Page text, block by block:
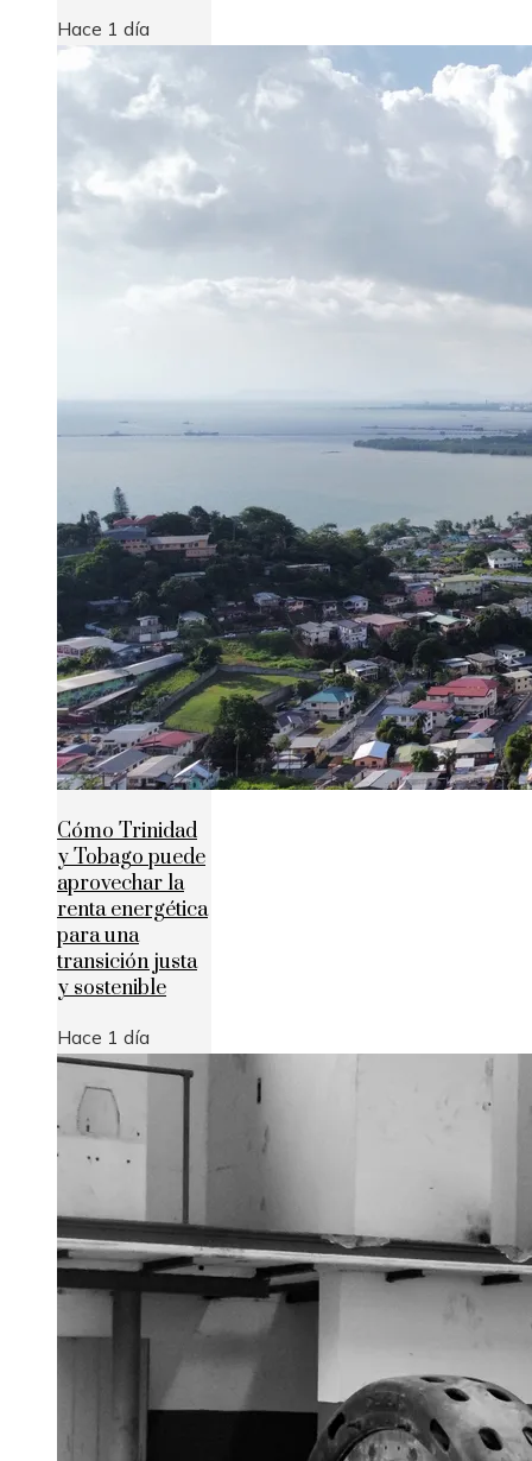
Hace 1 día
Cómo Trinidad
y Tobago puede
aprovechar la
renta energética
para una
transición justa
y sostenible
Hace 1 día